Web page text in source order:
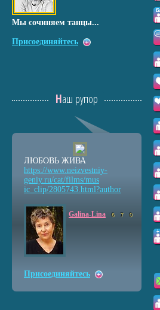
Мы сочиняем танцы...
Присоединяйтесь
Наш рупор
ЛЮБОВЬ ЖИВА
https://www.neizvestniy-
geniy.ru/cat/films/mus
ic_clip/2805743.html?author
Galina-Lina 6 7 0
Присоединяйтесь